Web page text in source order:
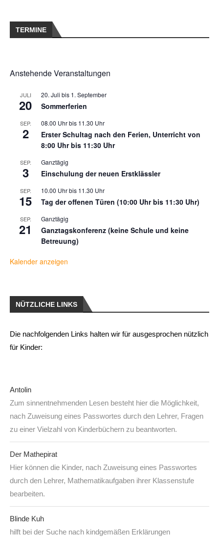
TERMINE
Anstehende Veranstaltungen
JULI
20
20. Juli bis 1. September
Sommerferien
SEP.
2
08.00 Uhrbis 11.30 Uhr
Erster Schultag nach den Ferien, Unterricht von
8:00 Uhr bis 11:30 Uhr
SEP.
3
Ganztägig
Einschulung der neuen Erstklässler
SEP.
15
10.00 Uhrbis 11.30 Uhr
Tag der offenen Türen (10:00 Uhr bis 11:30 Uhr)
SEP.
21
Ganztägig
Ganztagskonferenz (keine Schule und keine
Betreuung)
Kalender anzeigen
NÜTZLICHE LINKS
Die nachfolgenden Links halten wir für ausgesprochen nützlich
für Kinder:
Antolin
Zum sinnentnehmenden Lesen besteht hier die Möglichkeit,
nach Zuweisung eines Passwortes durch den Lehrer, Fragen
zu einer Vielzahl von Kinderbüchern zu beantworten.
Der Mathepirat
Hier können die Kinder, nach Zuweisung eines Passwortes
durch den Lehrer, Mathematikaufgaben ihrer Klassenstufe
bearbeiten.
Blinde Kuh
hilft bei der Suche nach kindgemäßen Erklärungen